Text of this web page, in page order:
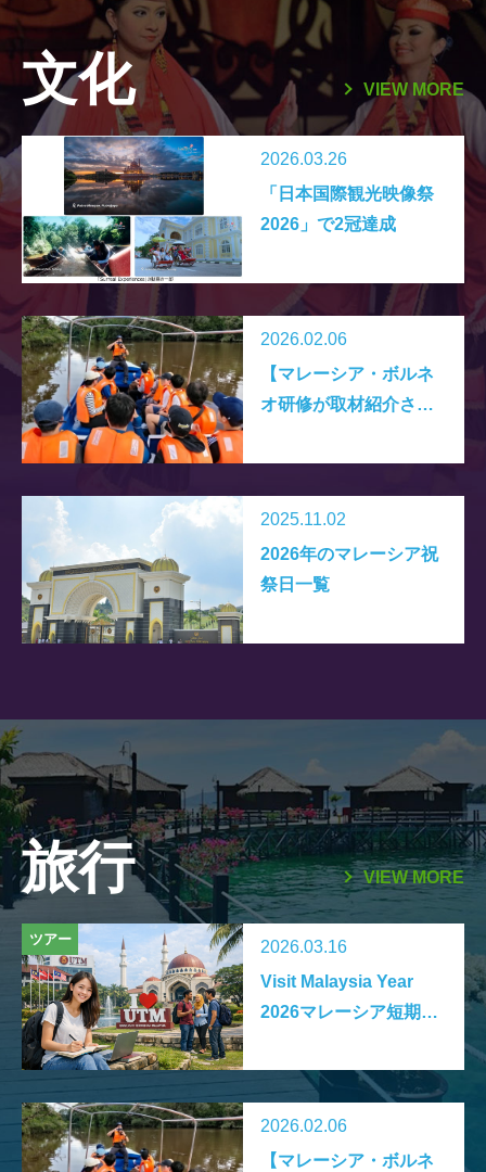
クト2020
文化 VIEW MORE
2026.03.26
「日本国際観光映像祭
2026」で2冠達成
2026.02.06
【マレーシア・ボルネ
オ研修が取材紹介され
2025.11.02
2026年のマレーシア祝
祭日一覧
旅行 VIEW MORE
ツアー
2026.03.16
Visit Malaysia Year
2026マレーシア短期留
2026.02.06
【マレーシア・ボルネ